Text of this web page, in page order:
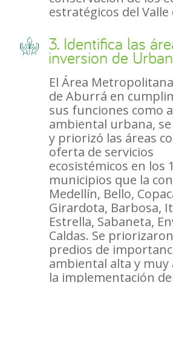
estratégicos del
3. Identifica las
inversion de
El Área
de Aburrá en
sus funciones como
ambiental urbana,
y priorizó las áreas
oferta de servicios
ecosistémicos en los
municipios que la
Medellín, Bello,
Girardota, Barbosa,
Estrella, Sabaneta,
Caldas. Se
predios de
ambiental alta y muy
la implementación